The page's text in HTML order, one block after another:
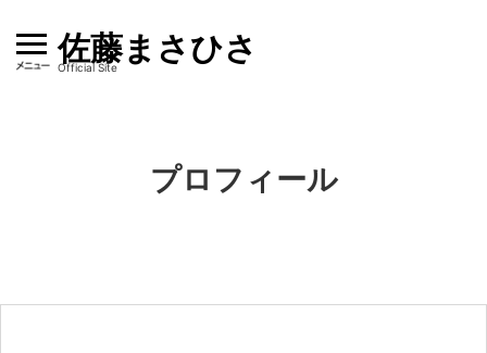
content
佐藤まさひさ
Official Site
プロフィール